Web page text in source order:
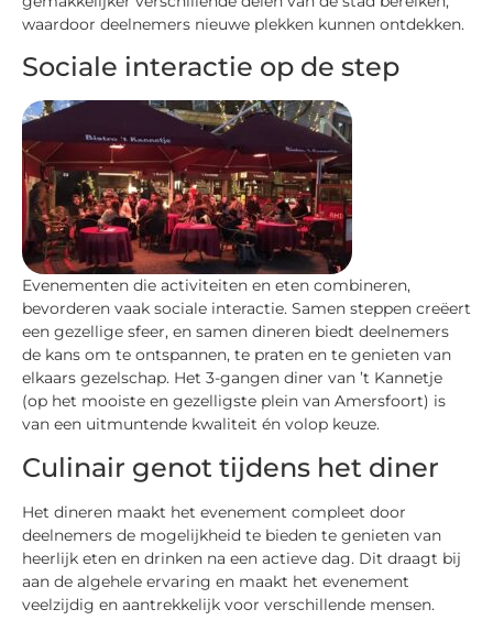
waardoor deelnemers nieuwe plekken kunnen ontdekken.
Sociale interactie op de step
Evenementen die activiteiten en eten combineren,
bevorderen vaak sociale interactie. Samen steppen creëert
een gezellige sfeer, en samen dineren biedt deelnemers
de kans om te ontspannen, te praten en te genieten van
elkaars gezelschap. Het 3-gangen diner van ’t Kannetje
(op het mooiste en gezelligste plein van Amersfoort) is
van een uitmuntende kwaliteit én volop keuze.
Culinair genot tijdens het diner
Het dineren maakt het evenement compleet door
deelnemers de mogelijkheid te bieden te genieten van
heerlijk eten en drinken na een actieve dag. Dit draagt bij
aan de algehele ervaring en maakt het evenement
veelzijdig en aantrekkelijk voor verschillende mensen.